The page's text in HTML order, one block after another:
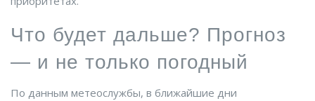
Что будет дальше? Прогноз
— и не только погодный
По данным метеослужбы, в ближайшие дни